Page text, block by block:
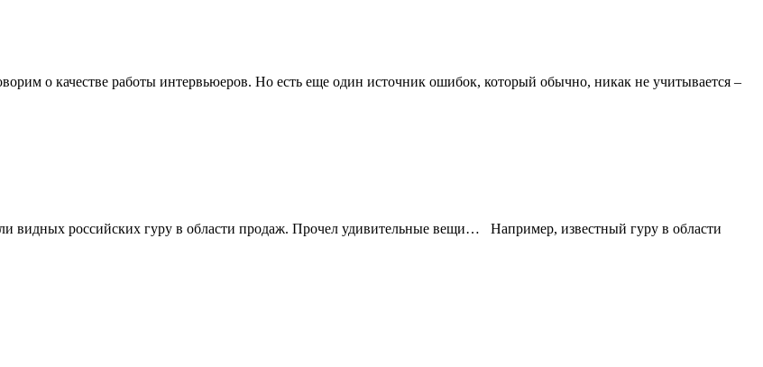
о качестве работы интервьюеров. Но есть еще один источник ошибок, который обычно, никак не учитывается –
видных российских гуру в области продаж. Прочел удивительные вещи… Например, известный гуру в области